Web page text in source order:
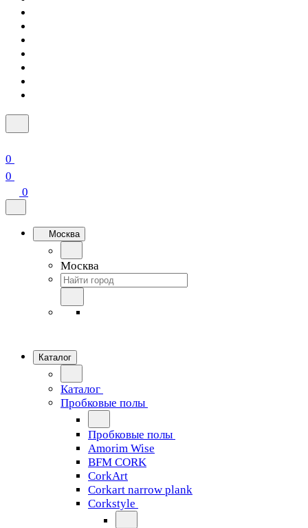
0
0
0
Москва
Москва
Каталог
Каталог
Пробковые полы
Пробковые полы
Amorim Wise
BFM CORK
CorkArt
Corkart narrow plank
Corkstyle